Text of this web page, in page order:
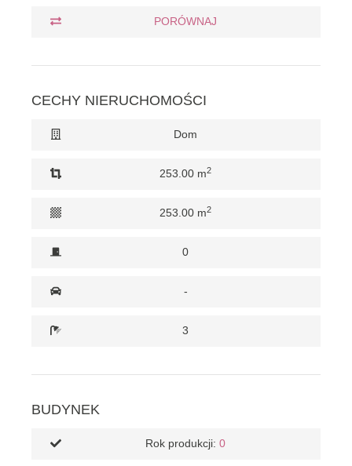
PORÓWNAJ
CECHY NIERUCHOMOŚCI
Dom
253.00 m2
253.00 m2
0
-
3
BUDYNEK
Rok produkcji: 0